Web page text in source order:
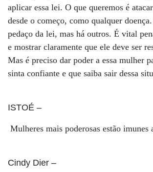
aplicar essa lei. O que queremos é
desde o começo, como qualquer
pedaço da lei, mas há outros. É vital
e mostrar claramente que ele deve ser
Mas é preciso dar poder a essa mulher
sinta confiante e que saiba sair dessa
ISTOÉ –
Mulheres mais poderosas estão imunes
Cindy Dier –